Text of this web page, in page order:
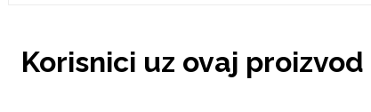
Korisnici uz ovaj
Apstraktni motivi